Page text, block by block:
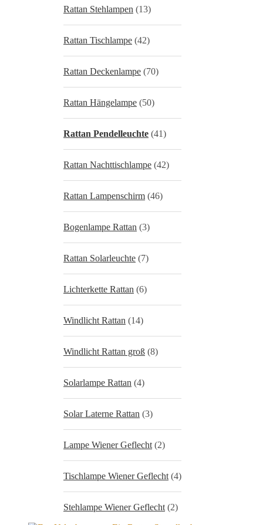
Rattan Stehlampen (13)
Rattan Tischlampe (42)
Rattan Deckenlampe (70)
Rattan Hängelampe (50)
Rattan Pendelleuchte (41)
Rattan Nachttischlampe (42)
Rattan Lampenschirm (46)
Bogenlampe Rattan (3)
Rattan Solarleuchte (7)
Lichterkette Rattan (6)
Windlicht Rattan (14)
Windlicht Rattan groß (8)
Solarlampe Rattan (4)
Solar Laterne Rattan (3)
Lampe Wiener Geflecht (2)
Tischlampe Wiener Geflecht (4)
Stehlampe Wiener Geflecht (2)